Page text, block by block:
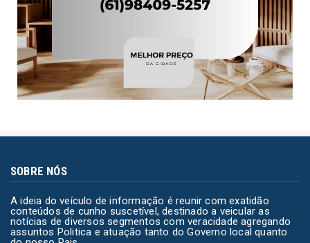
SOBRE NÓS
A ideia do veículo de informação é reunir com exatidão
conteúdos de cunho suscetível, destinado a veicular as
notícias de diversos segmentos com veracidade agregando
assuntos Politica e atuação tanto do Governo local quanto